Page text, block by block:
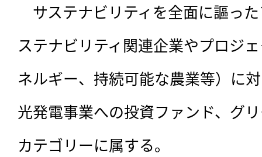
サステナビリティを全面に謳っ
ステナビリティ関連企業やプロジ
ネルギー、持続可能な農業等）に
光発電事業への投資ファンド、グ
カテゴリーに属する。